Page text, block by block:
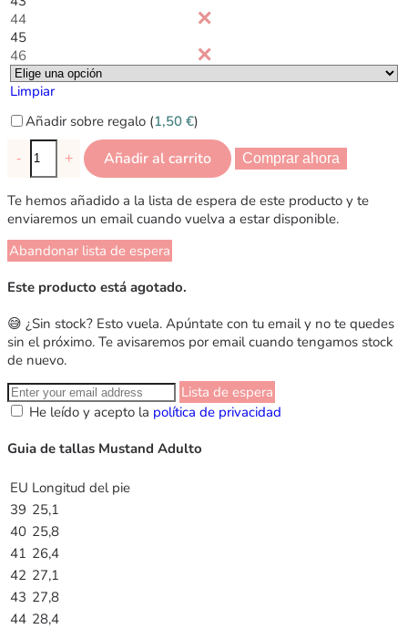
44
45
46
Limpiar
Añadir sobre regalo (1,50 €)
- + Añadir al carrito Comprar ahora
Te hemos añadido a la lista de espera de este producto y te
enviaremos un email cuando vuelva a estar disponible.
Abandonar lista de espera
Este producto está agotado.
😅 ¿Sin stock? Esto vuela. Apúntate con tu email y no te quedes
sin el próximo. Te avisaremos por email cuando tengamos stock
de nuevo.
Lista de espera
He leído y acepto la política de privacidad
Guia de tallas Mustand Adulto
EU Longitud del pie
39 25,1
40 25,8
41 26,4
42 27,1
43 27,8
44 28,4